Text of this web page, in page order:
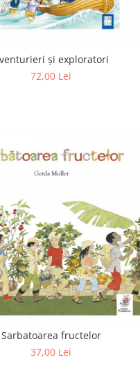
și exploratori
72,00 Lei
Sarbatoarea fructelor
37,00 Lei